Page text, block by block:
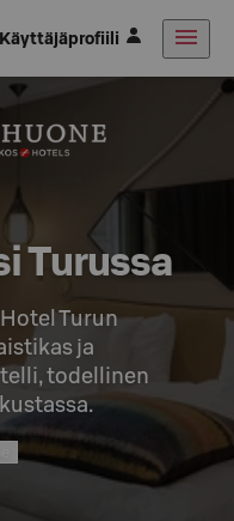
Käyttäjäprofiili
Turussa
Turun
ja
todellinen